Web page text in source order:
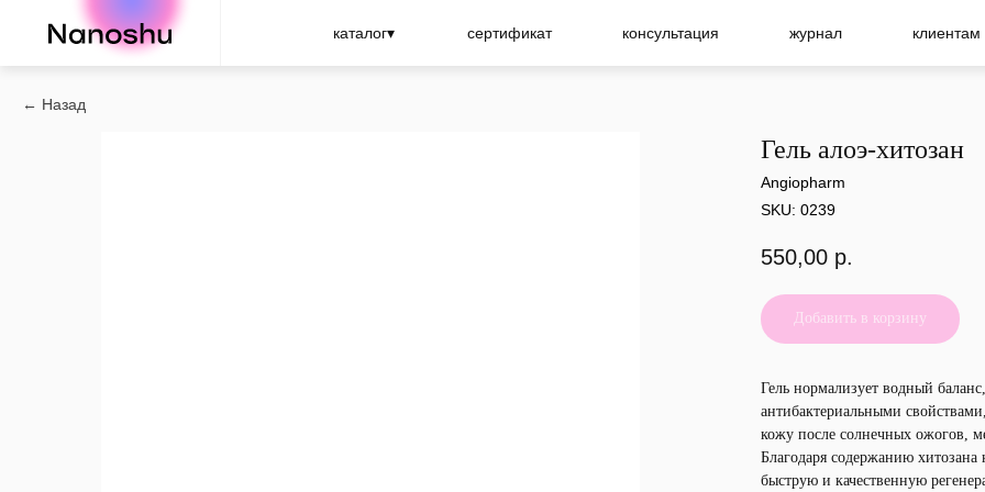
Nanoshu каталог▾ сертификат консультация журнал клиентам
Назад
Гель алоэ-хитозан
Angiopharm
SKU: 0239
550,00 р.
Добавить в корзину
Гель нормализует водный
антибактериальными
кожу после солнечных ожогов,
Благодаря содержанию
быструю и качественную